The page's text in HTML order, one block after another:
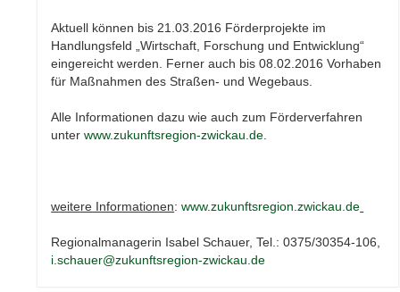
Aktuell können bis 21.03.2016 Förderprojekte im
Handlungsfeld „Wirtschaft, Forschung und Entwicklung“
eingereicht werden. Ferner auch bis 08.02.2016 Vorhaben
für Maßnahmen des Straßen- und Wegebaus.
Alle Informationen dazu wie auch zum Förderverfahren
unterwww.zukunftsregion-zwickau.de
weitere Informationen:www.zukunftsregion.zwickau.de
Regionalmanagerin Isabel Schauer, Tel.: 0375/30354-106,
i.schauer@zukunftsregion-zwickau.de